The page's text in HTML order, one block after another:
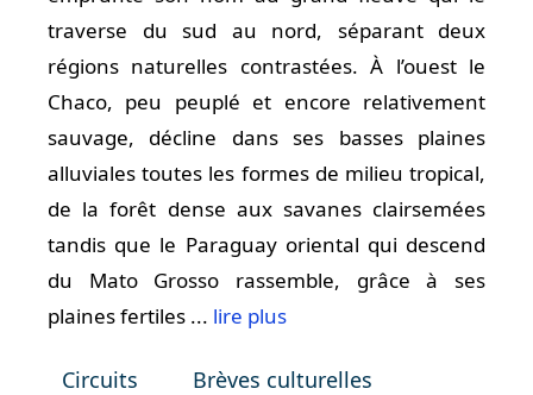
traverse du sud au nord, séparant deux
régions naturelles contrastées. À l’ouest le
Chaco, peu peuplé et encore relativement
sauvage, décline dans ses basses plaines
alluviales toutes les formes de milieu tropical,
de la forêt dense aux savanes clairsemées
tandis que le Paraguay oriental qui descend
du Mato Grosso rassemble, grâce à ses
plaines fertiles ... lire plus
Circuits
Brèves culturelles